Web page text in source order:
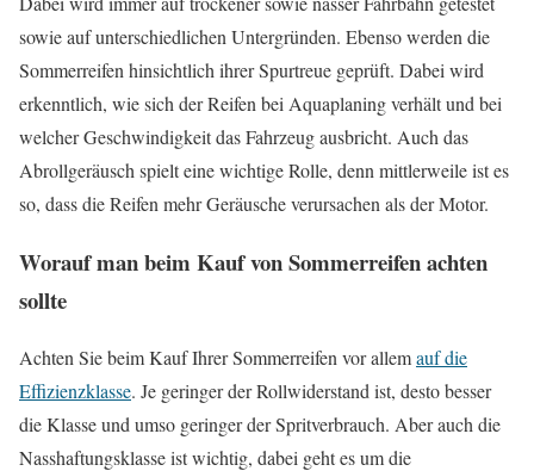
sowie auf unterschiedlichen Untergründen. Ebenso werden die
Sommerreifen hinsichtlich ihrer Spurtreue geprüft. Dabei wird
erkenntlich, wie sich der Reifen bei Aquaplaning verhält und bei
welcher Geschwindigkeit das Fahrzeug ausbricht. Auch das
Abrollgeräusch spielt eine wichtige Rolle, denn mittlerweile ist es
so, dass die Reifen mehr Geräusche verursachen als der Motor.
Worauf man beim Kauf von Sommerreifen achten
sollte
Achten Sie beim Kauf Ihrer Sommerreifen vor allemauf die
Effizienzklasse. Je geringer der Rollwiderstand ist, desto besser
die Klasse und umso geringer der Spritverbrauch. Aber auch die
Nasshaftungsklasse ist wichtig, dabei geht es um die